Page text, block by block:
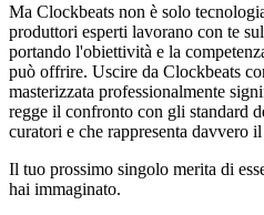
Ma Clockbeats non è solo
produttori esperti lavorano con te
portando l'obiettività e la
può offrire. Uscire da Clockbeats
masterizzata professionalmente
regge il confronto con gli standard
curatori e che rappresenta davvero
Il tuo prossimo singolo merita di
hai immaginato.